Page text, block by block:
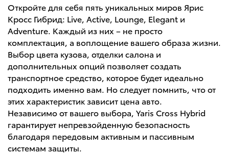
Откройте для себя пять уникальных миров Ярис
Кросс Гибрид: Live, Active, Lounge, Elegant и
Adventure. Каждый из них – не просто
комплектация, а воплощение вашего образа жизни.
Выбор цвета кузова, отделки салона и
дополнительных опций позволяет создать
транспортное средство, которое будет идеально
подходить именно вам. Но следует помнить, что от
этих характеристик зависит цена авто.
Независимо от вашего выбора, Yaris Cross Hybrid
гарантирует непревзойденную безопасность
благодаря передовым активным и пассивным
системам защиты.